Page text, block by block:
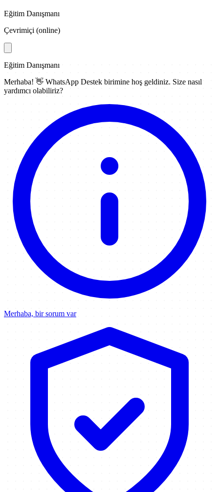
Eğitim Danışmanı
Çevrimiçi (online)
Eğitim Danışmanı
Merhaba! 👋 WhatsApp Destek birimine hoş geldiniz. Size nasıl
yardımcı olabiliriz?
Merhaba, bir sorum var